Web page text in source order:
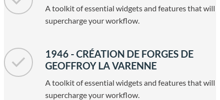
A toolkit of essential widgets and features that will
supercharge your workflow.
1946 - CRÉATION DE FORGES DE
GEOFFROY LA VARENNE
A toolkit of essential widgets and features that will
supercharge your workflow.